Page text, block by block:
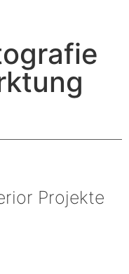
Projekte